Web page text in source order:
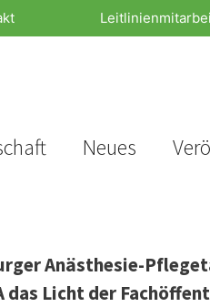
Neues
Anästhesie-
Licht der